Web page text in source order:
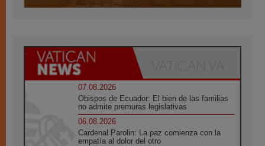
07.08.2026
Obispos de Ecuador: El bien de las familias
no admite premuras legislativas
06.08.2026
Cardenal Parolin: La paz comienza con la
empatía al dolor del otro